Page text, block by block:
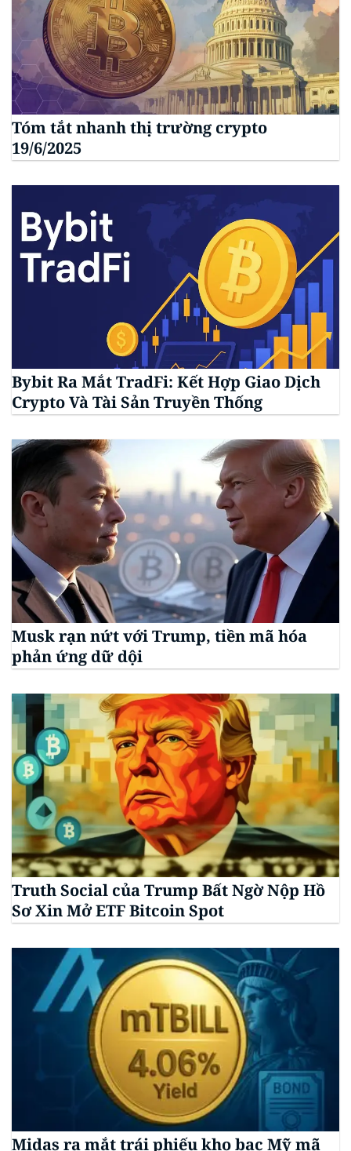
Tóm tắt nhanh thị trường crypto
19/6/2025
Bybit Ra Mắt TradFi: Kết Hợp Giao Dịch
Crypto Và Tài Sản Truyền Thống
Musk rạn nứt với Trump, tiền mã hóa
phản ứng dữ dội
Truth Social của Trump Bất Ngờ Nộp Hồ
Sơ Xin Mở ETF Bitcoin Spot
Midas ra mắt trái phiếu kho bạc Mỹ mã